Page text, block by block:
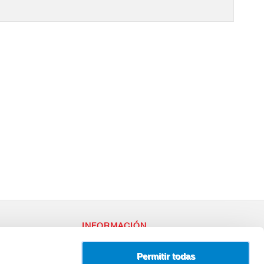
Permitir todas
INFORMACIÓN
Política de Privacidad
Uso de Cookies